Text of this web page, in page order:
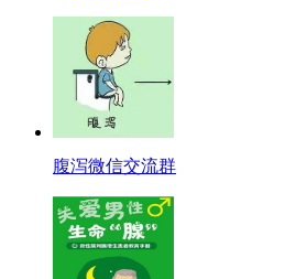
腹泻微信交流群